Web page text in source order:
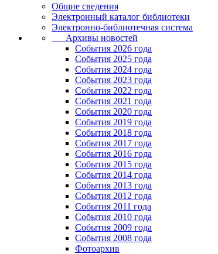
Общие сведения
Электронный каталог библиотеки
Электронно-библиотечная система
Архивы новостей
Cобытия 2026 года
События 2025 года
События 2024 года
События 2023 года
Cобытия 2022 года
Cобытия 2021 года
События 2020 года
События 2019 года
События 2018 года
События 2017 года
События 2016 года
События 2015 года
События 2014 года
События 2013 года
События 2012 года
События 2011 года
События 2010 года
События 2009 года
События 2008 года
Фотоархив